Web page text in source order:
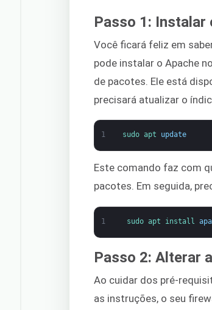
Passo 1: Instalar
Você ficará feliz em
pode instalar o Apache
de pacotes. Ele está
precisará atualizar o
1 sudo apt update
Este comando faz com
pacotes. Em seguida,
1 sudo apt install
Passo 2: Alterar
Ao cuidar dos pré-
as instruções, o seu